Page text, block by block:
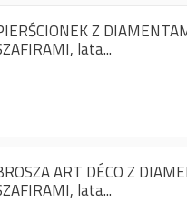
Z
lata...
ART DÉCO Z
lata...